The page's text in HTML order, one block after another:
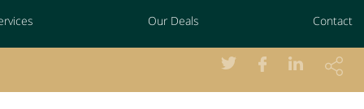
Our Deals Contact